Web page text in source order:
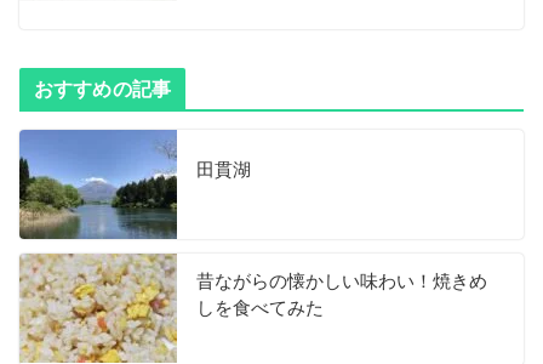
おすすめの記事
田貫湖
昔ながらの懐かしい味わい！焼きめ
しを食べてみた